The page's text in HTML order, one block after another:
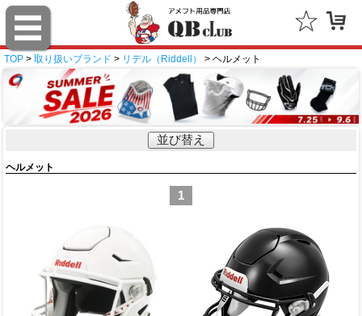
TOP > 取り扱いブランド > リデル（Riddell） > ヘルメット
並び替え
ヘルメット
1